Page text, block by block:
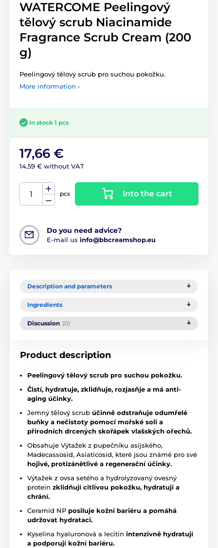
WATERCOME Peelingový
tělový scrub Niacinamide
Fragrance Scrub Cream (200
g)
Peelingový tělový scrub pro suchou pokožku.
More information ›
In stock 1 pcs
17,66 €
14,59 € without VAT
pcs Into the cart
Do you need advice?
E-mail us info@bbcreamshop.eu
Description and parameters
Ingredients
Discussion (0)
Product description
Peelingový tělový scrub pro suchou pokožku.
Čistí, hydratuje, zklidňuje, rozjasňje a má anti-
aging účinky.
Jemný tělový scrub účinně odstraňuje odumřelé
buňky a nečistoty pomocí mořské soli a
přírodních drcených skořápek vlašských ořechů.
Obsahuje Výtažek z pupečníku asijského,
Madecassosid, Asiaticosid, které jsou známé pro své
hojivé, protizánětlivé a regenerační účinky.
Výtažek z ovsa setého a hydrolyzovaný ovesný
protein zklidňují citlivou pokožku, hydratují a
chrání.
Ceramid NP posiluje kožní bariéru a pomáhá
udržovat hydrataci.
Kyselina hyaluronová a lecitin intenzivně hydratují
a podporují kožní bariéru.